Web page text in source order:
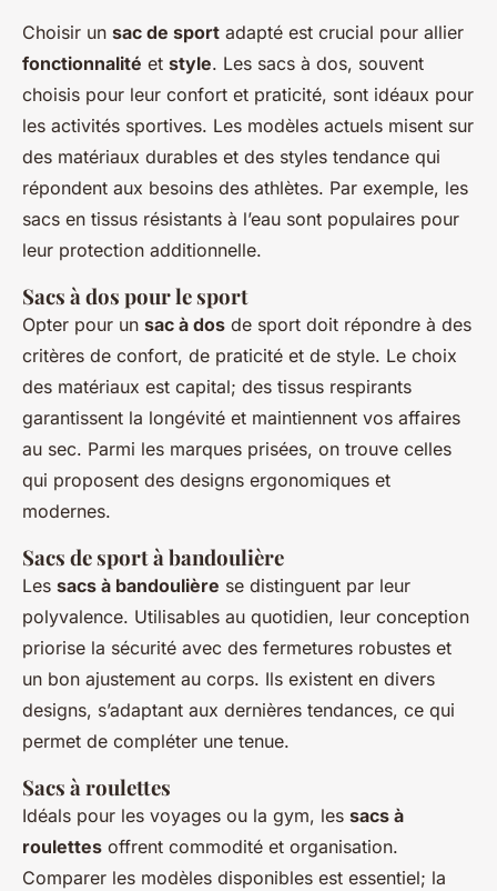
Choisir un sac de sport adapté est crucial pour allier
fonctionnalité et style. Les sacs à dos, souvent
choisis pour leur confort et praticité, sont idéaux pour
les activités sportives. Les modèles actuels misent sur
des matériaux durables et des styles tendance qui
répondent aux besoins des athlètes. Par exemple, les
sacs en tissus résistants à l’eau sont populaires pour
leur protection additionnelle.
Sacs à dos pour le sport
Opter pour un sac à dos de sport doit répondre à des
critères de confort, de praticité et de style. Le choix
des matériaux est capital; des tissus respirants
garantissent la longévité et maintiennent vos affaires
au sec. Parmi les marques prisées, on trouve celles
qui proposent des designs ergonomiques et
modernes.
Sacs de sport à bandoulière
Les sacs à bandoulière se distinguent par leur
polyvalence. Utilisables au quotidien, leur conception
priorise la sécurité avec des fermetures robustes et
un bon ajustement au corps. Ils existent en divers
designs, s’adaptant aux dernières tendances, ce qui
permet de compléter une tenue.
Sacs à roulettes
Idéals pour les voyages ou la gym, les sacs à
roulettes offrent commodité et organisation.
Comparer les modèles disponibles est essentiel; la